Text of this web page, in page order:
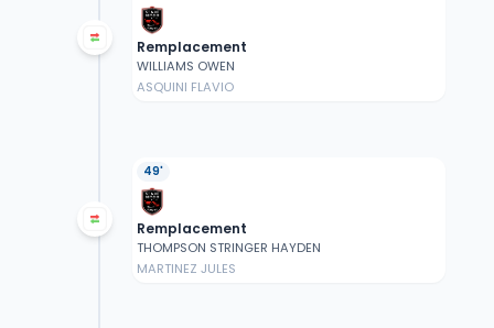
Remplacement
WILLIAMS OWEN
ASQUINI FLAVIO
49'
Remplacement
THOMPSON STRINGER HAYDEN
MARTINEZ JULES